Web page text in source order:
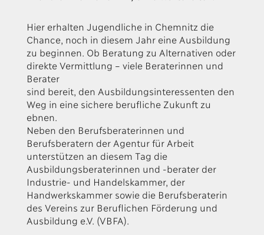
Hier erhalten Jugendliche in Chemnitz die
Chance, noch in diesem Jahr eine Ausbildung
zu beginnen. Ob Beratung zu Alternativen oder
direkte Vermittlung – viele Beraterinnen und
Berater
sind bereit, den Ausbildungsinteressenten den
Weg in eine sichere berufliche Zukunft zu
ebnen.
Neben den Berufsberaterinnen und
Berufsberatern der Agentur für Arbeit
unterstützen an diesem Tag die
Ausbildungsberaterinnen und -berater der
Industrie- und Handelskammer, der
Handwerkskammer sowie die Berufsberaterin
des Vereins zur Beruflichen Förderung und
Ausbildung e.V. (VBFA).